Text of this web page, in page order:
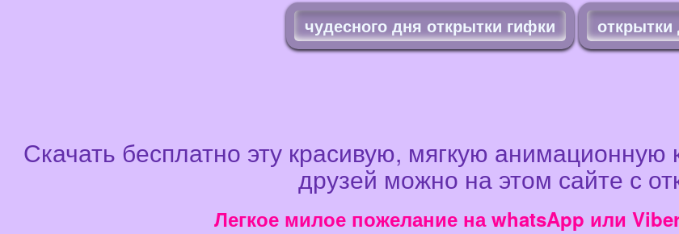
чудесного дня открытки гифки
Скачать бесплатно эту красивую, мягкую анимационную
друзей можно на этом сайте с
Легкое милое пожелание на whatsApp или